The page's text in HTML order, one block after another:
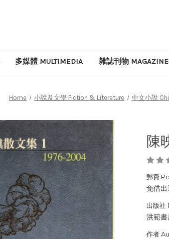
多媒體 MULTIMEDIA 雜誌刊物
Home 小說及文學 Fiction & Literature 中文小說
陳
郵費
免借
出版社
洪範書
作者